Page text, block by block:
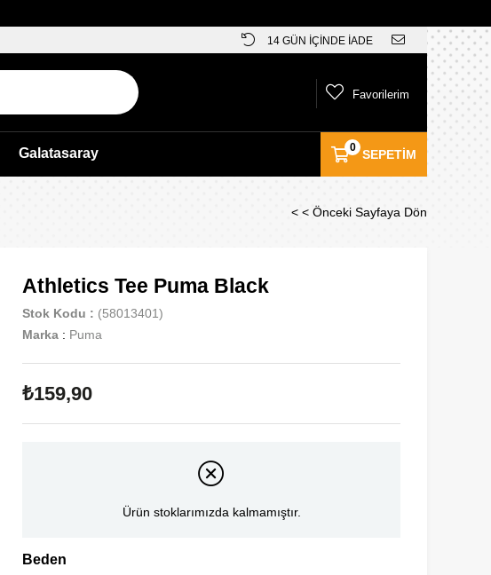
14 GÜN İÇİNDE İADE
SEPETIM
0
Favorilerim
Galatasaray
< < Önceki Sayfaya Dön
Athletics Tee Puma Black
Stok Kodu
(58013401)
Marka : Puma
₺159,90
Ürün stoklarımızda kalmamıştır.
Beden